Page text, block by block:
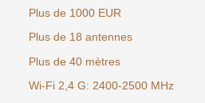
Plus de 1000 EUR
Plus de 18 antennes
Plus de 40 mètres
Wi-Fi 2,4 G: 2400-2500 MHz